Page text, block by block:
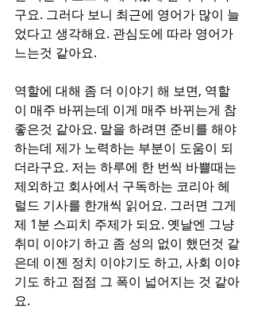
구요. 그러다 보니 최근에 영어가 많이 늘
었다고 생각해요. 관심도에 따라 영어가
느는것 같아요.
역할에 대해 좀 더 이야기 해 보면, 역할
이 매주 바뀌는데 이게 매주 바뀌는게 참
좋은것 같아요. 말을 하려면 준비를 해야
하는데 제가 노력하는 부분이 도움이 되
더라구요. 저는 하루에 한 번씩 바쁠때는
제외하고 회사에서 구독하는 코리아 헤
럴드 기사를 한개씩 읽어요. 그러면 그게
제 1분 스피치 주제가 되요. 옛날엔 그냥
취미 이야기 하고 좀 성의 없이 했던것 같
은데 이젠 정치 이야기도 하고, 사회 이야
기도 하고 점점 그 폭이 넓어지는 것 같아
요.